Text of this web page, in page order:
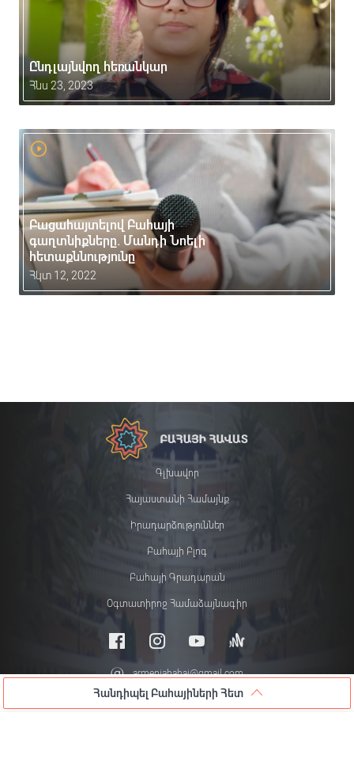
Հանդիպել Բահայիների Հետ
Ընդլայնվող հեռանկար
Հնս 23, 2023
Բացահայտելով Բահայի
գաղտնիքները. Մանդի Նոելի
հետաքննությունը
Հկտ 12, 2022
Գլխավոր
Հայաստանի Համայնք
Իրադարձություններ
Բահայի Բլոգ
Բահայի Գրադարան
Օգտատիրոջ Համաձայնագիր
armeniabahai@gmail.com